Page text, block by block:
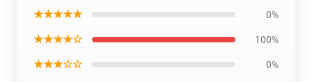
★★★★★ 0%
★★★★☆ 100%
★★★☆☆ 0%